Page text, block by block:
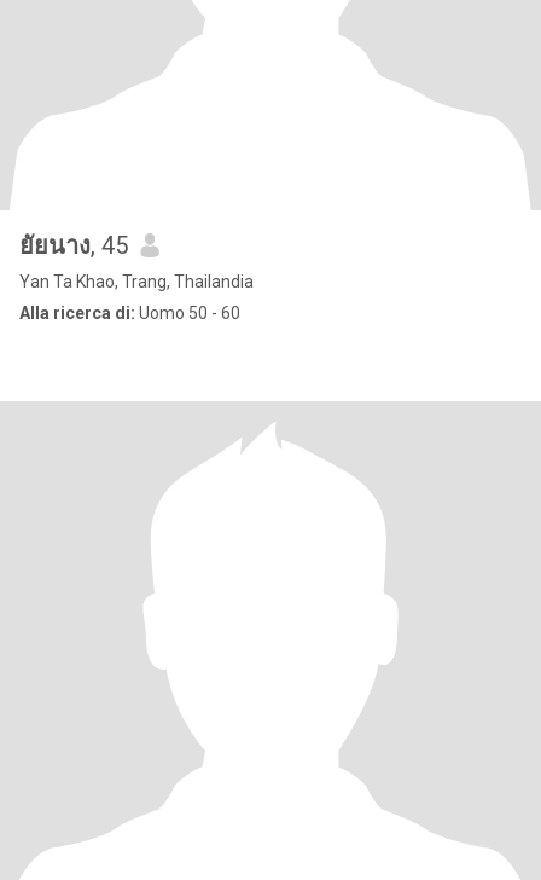
ยัยนาง, 45
Yan Ta Khao, Trang, Thailandia
Alla ricerca di: Uomo 50 - 60